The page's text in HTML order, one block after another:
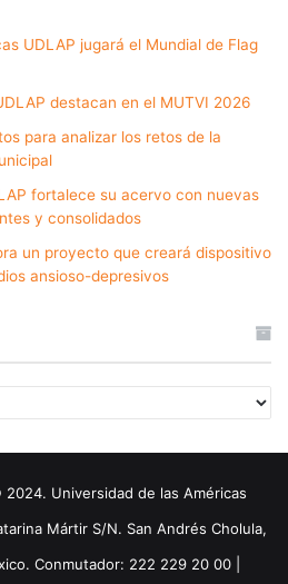
UDLAP jugará el Mundial de Flag
destacan en el MUTVI 2026
para analizar los retos de la
fortalece su acervo con nuevas
y consolidados
un proyecto que creará dispositivo
ansioso-depresivos
Universidad de las Américas
Mártir S/N. San Andrés Cholula,
Conmutador: 222 229 20 00 |